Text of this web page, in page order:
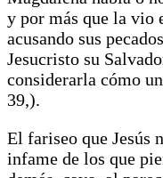
y por más que la vio
acusando sus
Jesucristo su
considerarla cómo
39,).
El fariseo que Jesús
infame de los que